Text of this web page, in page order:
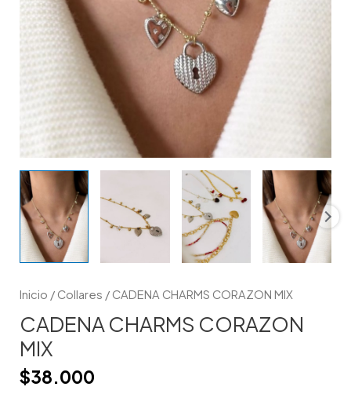
Inicio / Collares / CADENA CHARMS CORAZON MIX
CADENA CHARMS CORAZON
MIX
$38.000